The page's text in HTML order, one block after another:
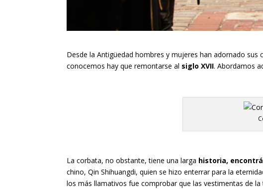
Desde la Antigüedad hombres y mujeres han adornado
conocemos hay que remontarse al siglo XVII. Abordamos
La corbata, no obstante, tiene una larga historia,
chino, Qin Shihuangdi, quien se hizo enterrar para la
los más llamativos fue comprobar que las vestimentas de la